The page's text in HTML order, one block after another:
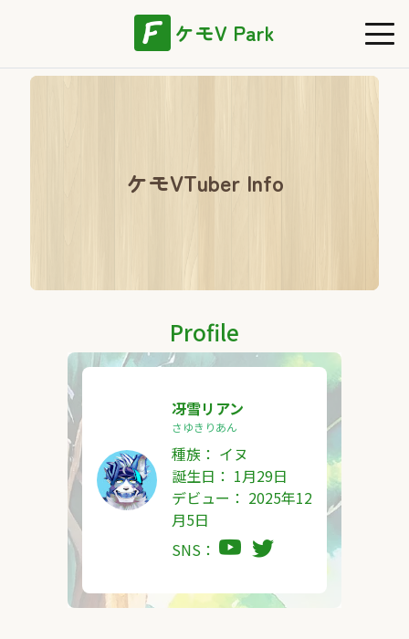
ケモV Park
ケモVTuber Info
Profile
冴雪リアン
さゆきりあん
種族： イヌ
誕生日： 1月29日
デビュー： 2025年12
月5日
SNS：